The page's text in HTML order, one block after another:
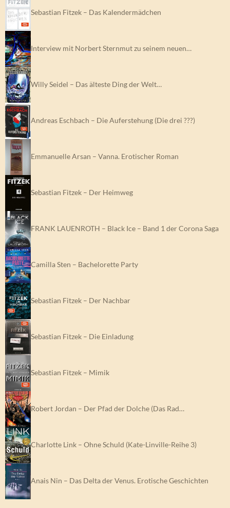
Sebastian Fitzek – Das Kalendermädchen
Interview mit Norbert Sternmut zu seinem neuen…
Willy Seidel – Das älteste Ding der Welt…
Andreas Eschbach – Die Auferstehung (Die drei ???)
Emmanuelle Arsan – Vanna. Erotischer Roman
Sebastian Fitzek – Der Heimweg
FRANK LAUENROTH – Black Ice – Band 1 der Corona Saga
Camilla Sten – Bachelorette Party
Sebastian Fitzek – Der Nachbar
Sebastian Fitzek – Die Einladung
Sebastian Fitzek – Mimik
Robert Jordan – Der Pfad der Dolche (Das Rad…
Charlotte Link – Ohne Schuld (Kate-Linville-Reihe 3)
Anais Nin – Das Delta der Venus. Erotische Geschichten